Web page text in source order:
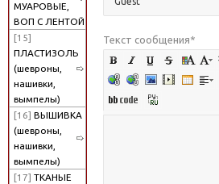
МУАРОВЫЕ,
ВОП С ЛЕНТОЙ
[15]
ПЛАСТИЗОЛЬ
(шевроны,
нашивки,
вымпелы)
[16] ВЫШИВКА
(шевроны,
нашивки,
вымпелы)
[17] ТКАНЫЕ
Текст сообщения*